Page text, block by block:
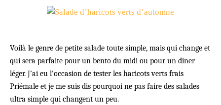
Voilà le genre de petite salade toute simple, mais qui change et
qui sera parfaite pour un bento du midi ou pour un diner
léger. J’ai eu l’occasion de tester les haricots verts frais
Priémale et je me suis dis pourquoi ne pas faire des salades
ultra simple qui changent un peu.